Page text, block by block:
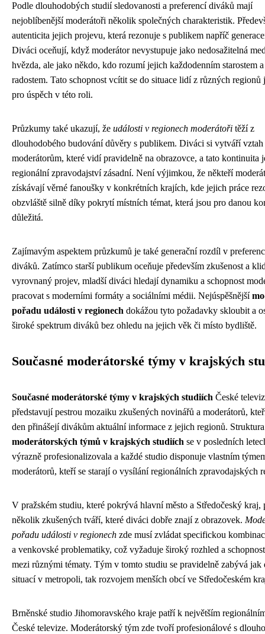
Podle dlouhodobých studií sledovanosti a preferencí diváků mají
nejoblíbenější moderátoři několik společných charakteristik.
autenticita jejich projevu, která rezonuje s publikem napříč
Diváci oceňují, když moderátor nevystupuje jako nedosažitelná
hvězda, ale jako někdo, kdo rozumí jejich každodenním starostem a
radostem. Tato schopnost vcítit se do situace lidí z různých regionů
pro úspěch v této roli.
Průzkumy také ukazují, že události v regionech moderátoři těží z
dlouhodobého budování důvěry s publikem. Diváci si vytváří vztah
moderátorům, které vidí pravidelně na obrazovce, a tato kontinuita
regionální zpravodajství zásadní. Není výjimkou, že někteří
získávají věrné fanoušky v konkrétních krajích, kde jejich práce
obzvláště silně díky pokrytí místních témat, která jsou pro danou
důležitá.
Zajímavým aspektem průzkumů je také generační rozdíl v
diváků. Zatímco starší publikum oceňuje především zkušenost a
vyrovnaný projev, mladší diváci hledají dynamiku a schopnost
pracovat s moderními formáty a sociálními médii. Nejúspěšnější
pořadu události v regionech dokážou tyto požadavky skloubit a
široké spektrum diváků bez ohledu na jejich věk či místo bydliště.
Současné moderátorské týmy v krajských
Současné moderátorské týmy v krajských studiích České
představují pestrou mozaiku zkušených novinářů a moderátorů,
den přinášejí divákům aktuální informace z jejich regionů. Struktura
moderátorských týmů v krajských studiích se v posledních
výrazně profesionalizovala a každé studio disponuje vlastním
moderátorů, kteří se starají o vysílání regionálních zpravodajských
V pražském studiu, které pokrývá hlavní město a Středočeský kraj,
několik zkušených tváří, které diváci dobře znají z obrazovek.
pořadu události v regionech zde musí zvládat specifickou
a venkovské problematiky, což vyžaduje široký rozhled a
mezi různými tématy. Tým v tomto studiu se pravidelně zabývá jak
situací v metropoli, tak rozvojem menších obcí ve Středočeském
Brněnské studio Jihomoravského kraje patří k největším
České televize. Moderátorský tým zde tvoří profesionálové s